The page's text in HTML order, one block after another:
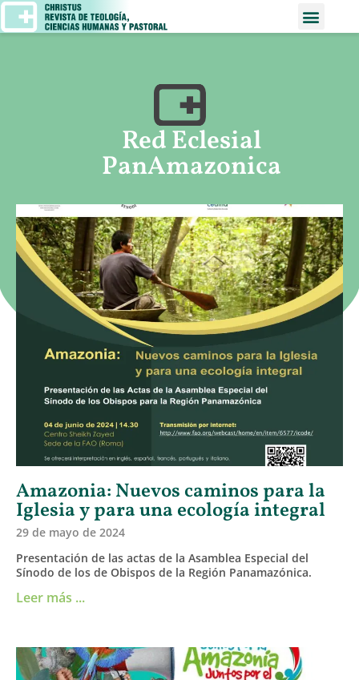
Red Eclesial
PanAmazonica
Amazonia: Nuevos caminos para la
Iglesia y para una ecología integral
29 de mayo de 2024
Presentación de las actas de la Asamblea Especial del
Sínodo de los de Obispos de la Región Panamazónica.
Leer más ...